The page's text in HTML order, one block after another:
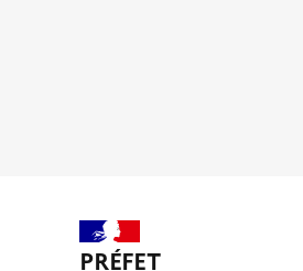
PRÉFET